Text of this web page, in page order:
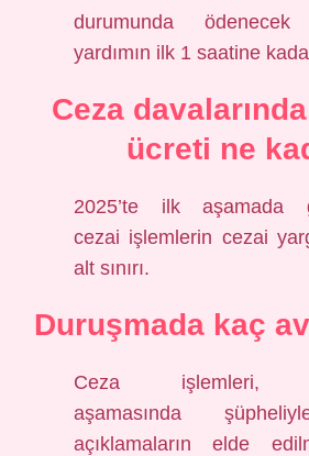
durumunda
yardımın ilk 1 saatine
Ceza
ücreti ne
2025’te ilk aşamada
cezai işlemlerin cezai
alt sınırı.
Duruşmada kaç
Ceza işlemleri,
aşamasında
açıklamaların elde